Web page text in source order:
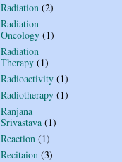
Radiation (2)
Radiation
Oncology (1)
Radiation
Therapy (1)
Radioactivity (1)
Radiotherapy (1)
Ranjana
Srivastava (1)
Reaction (1)
Recitaion (3)